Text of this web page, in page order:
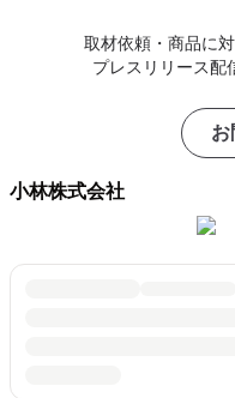
取材依頼・商品に
プレスリリース配
お
小林株式会社